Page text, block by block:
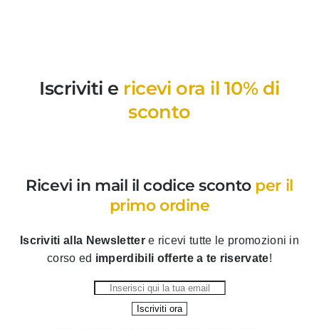
Iscriviti e ricevi ora il 10% di
sconto
Ricevi in mail il codice sconto per il
primo ordine
Iscriviti alla Newslettere ricevi tutte le promozioni in
corso ed imperdibili offerte a te riservate!